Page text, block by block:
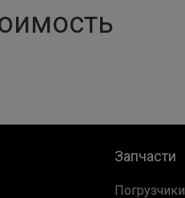
Запчасти
Погрузчики